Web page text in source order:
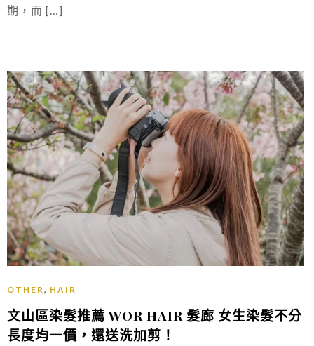
期，而 […]
OTHER, HAIR
文山區染髮推薦 WOR HAIR 髮廊 女生染髮不分
長度均一價，還送洗加剪！